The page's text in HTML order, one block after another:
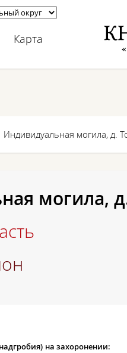
Карта
Индивидуальная могила, д.
могила,
на захоронении: